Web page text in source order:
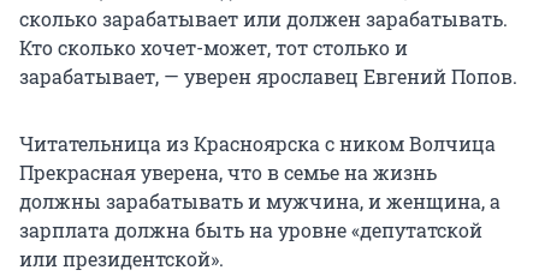
сколько зарабатывает или должен зарабатывать.
Кто сколько хочет-может, тот столько и
зарабатывает, — уверен ярославец Евгений Попов.
Читательница из Красноярска с ником Волчица
Прекрасная уверена, что в семье на жизнь
должны зарабатывать и мужчина, и женщина, а
зарплата должна быть на уровне «депутатской
или президентской».